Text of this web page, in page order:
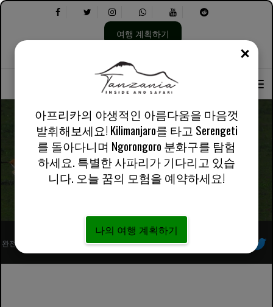
여행 계획하기
을
하
세
요.
회사 소개 | Tanzania Inside and Safari
완전히 등록된 아프리카 현지 투어 운영자 우리를 따르라
아프리카의 야생적인 아름다움을 마음껏
발휘해보세요! Kilimanjaro를 타고 Serengeti
를 돌아다니며 Ngorongoro 분화구를 탐험
하세요. 특별한 사파리가 기다리고 있습
니다. 오늘 꿈의 모험을 예약하세요!
나의 여행 계획하기
닫기